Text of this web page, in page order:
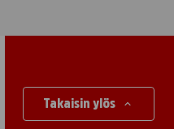
Takaisin ylös